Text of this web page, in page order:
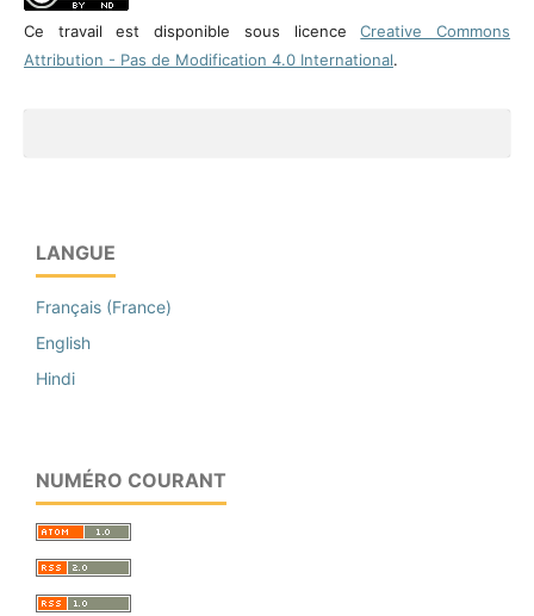
Ce travail est disponible sous licenceCreative Commons
Attribution - Pas de Modification 4.0 International.
LANGUE
Français (France)
English
Hindi
NUMÉRO COURANT